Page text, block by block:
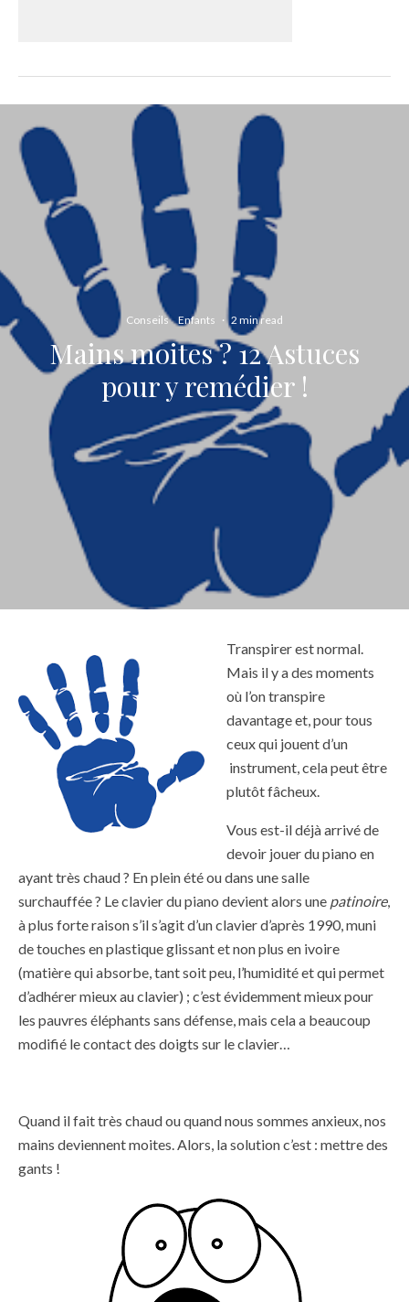
Conseils Enfants · 2 min read
Mains moites ? 12 Astuces
pour y remédier !
Transpirer est normal.
Mais il y a des moments
où l’on transpire
davantage et, pour tous
ceux qui jouent d’un
instrument, cela peut être
plutôt fâcheux.
Vous est-il déjà arrivé de
devoir jouer du piano en
ayant très chaud ? En plein été ou dans une salle
surchauffée ? Le clavier du piano devient alors une patinoire,
à plus forte raison s’il s’agit d’un clavier d’après 1990, muni
de touches en plastique glissant et non plus en ivoire
(matière qui absorbe, tant soit peu, l’humidité et qui permet
d’adhérer mieux au clavier) ; c’est évidemment mieux pour
les pauvres éléphants sans défense, mais cela a beaucoup
modifié le contact des doigts sur le clavier…
Quand il fait très chaud ou quand nous sommes anxieux, nos
mains deviennent moites. Alors, la solution c’est : mettre des
gants !